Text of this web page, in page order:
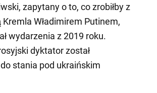
zapytany o to, co zrobiłby z
Władimirem Putinem,
wydarzenia z 2019 roku.
dyktator został
stania pod ukraińskim